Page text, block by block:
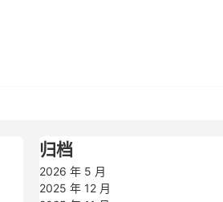
归档
2026 年 5 月
2025 年 12 月